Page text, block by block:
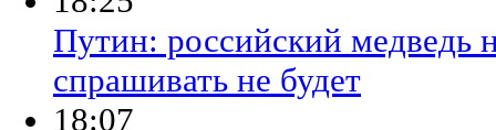
Путин: российский медведь
спрашивать не будет
18:07